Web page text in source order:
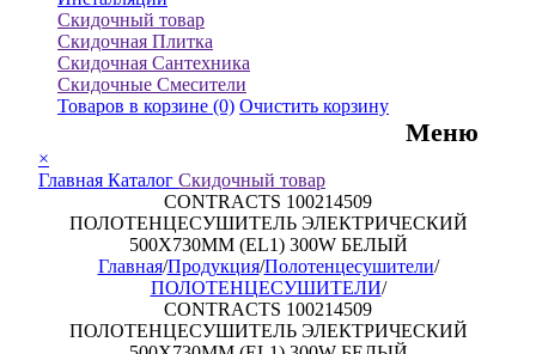
Скидочный товар
Скидочная Плитка
Скидочная Сантехника
Скидочные Смесители
Товаров в корзине (0) Очистить корзину
Меню
×
Главная Каталог Скидочный товар
CONTRACTS 100214509
ПОЛОТЕНЦЕСУШИТЕЛЬ ЭЛЕКТРИЧЕСКИЙ
500X730MM (EL1) 300W БЕЛЫЙ
Главная/Продукция/Полотенцесушители/
ПОЛОТЕНЦЕСУШИТЕЛИ/
CONTRACTS 100214509
ПОЛОТЕНЦЕСУШИТЕЛЬ ЭЛЕКТРИЧЕСКИЙ